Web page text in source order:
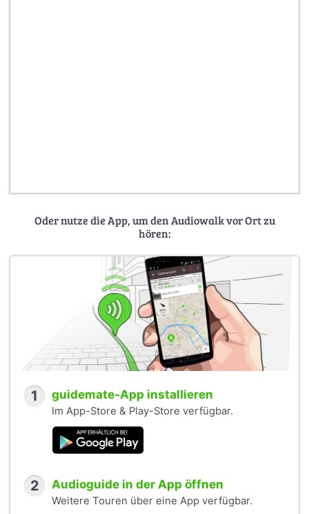
Oder nutze die App, um den Audiowalk vor Ort zu
hören:
1 guidemate-App installieren
Im App-Store & Play-Store verfügbar.
2 Audioguide in der App öffnen
Weitere Touren über eine App verfügbar.